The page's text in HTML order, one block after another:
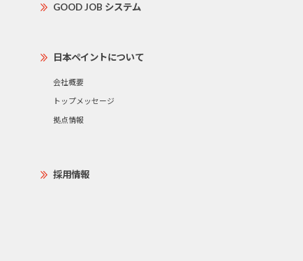
GOOD JOB システム
日本ペイントについて
会社概要
トップメッセージ
拠点情報
採用情報